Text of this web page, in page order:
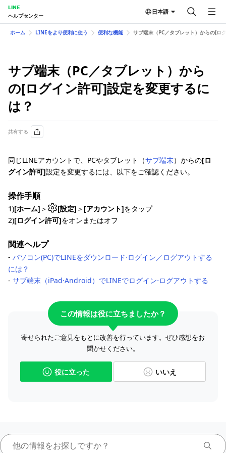
LINE
ヘルプセンター
日本語
ホーム LINEをより便利に使う 便利な機能 サブ端末（PC／タブレット）からの[ロ
サブ端末（PC／タブレット）から
の[ログイン許可]設定を変更するに
は？
共有する
同じLINEアカウントで、PCやタブレット（サブ端末）からの[ロ
グイン許可]設定を変更するには、以下をご確認ください。
操作手順
1)[ホーム] ＞ [設定] ＞ [アカウント]をタップ
2)[ログイン許可]をオンまたはオフ
関連ヘルプ
- パソコン(PC)でLINEをダウンロード⋅ログイン／ログアウトする
には？
- サブ端末（iPad⋅Android）でLINEでログイン⋅ログアウトする
この情報は役に立ちましたか？
寄せられたご意見をもとに改善を行っています。ぜひ感想をお
聞かせください。
役に立った いいえ